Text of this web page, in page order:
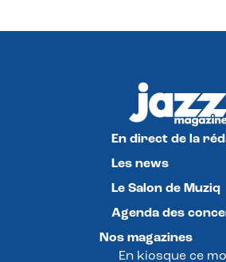
En direct de la
Les news
Le Salon de Muziq
Agenda des
Nos magazines
En kiosque ce